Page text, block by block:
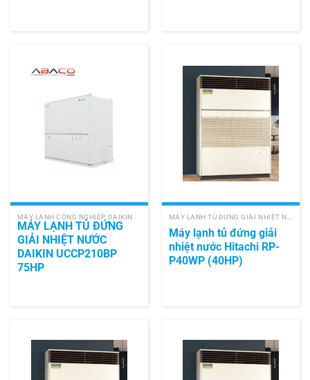
MÁY LẠNH CÔNG NGHIỆP DAIKIN
MÁY LẠNH TỦ ĐỨNG
GIẢI NHIỆT NƯỚC
DAIKIN UCCP210BP
75HP
Máy lạnh tủ đứng giải
nhiệt nước Hitachi RP-
P40WP (40HP)